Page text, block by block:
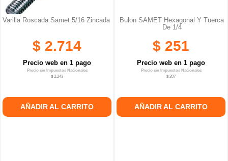
Varilla Roscada Samet 5/16 Zincada
$ 2.714
Precio web en 1 pago
Precio sin Impuestos Nacionales
$ 2.243
AÑADIR AL CARRITO
Bulon SAMET Hexagonal Y Tuerca
De 1/4
$ 251
Precio web en 1 pago
Precio sin Impuestos Nacionales
$ 207
AÑADIR AL CARRITO